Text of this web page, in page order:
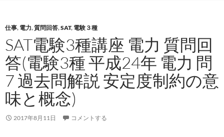
仕事, 電力,質問回答,SAT, 電験３種
SAT電験3種講座 電力 質問回
答(電験3種 平成24年 電力 問
7 過去問解説 安定度制約の意
味と概念)
2017年8月11日 コメントする